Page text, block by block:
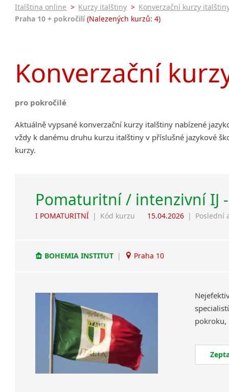
Italština online > Kurzy italštiny > Konverzační kurzy
Praha 10 + pokročilí(Nalezených kurzů: 4)
Konverzační
pro pokročilé
Aktuálně vypsané konverzační kurzy italštiny nabízené
vždy k danému druhu kurzu italštiny v příslušné jazykové
kurzy.
Pomaturitní / intenzivní IJ
I POMATURITNÍ | Kód kurzu 15.04.2026 | Poslední
BOHEMIA INSTITUT | Praha 10